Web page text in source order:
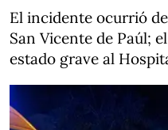
El incidente ocurrió
San Vicente de Paúl;
estado grave al